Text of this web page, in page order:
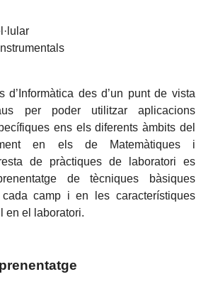
d’Informàtica des d’un punt de vista
per poder utilitzar aplicacions
ens els diferents àmbits del
en els de Matemàtiques i
de pràctiques de laboratori es
de tècniques bàsiques
camp i en les característiques
en el laboratori.